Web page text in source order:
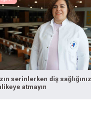
serinlerken diş
atmayın